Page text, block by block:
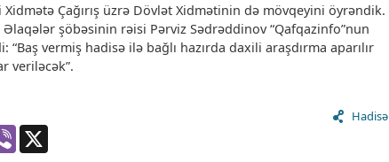
Çağırış üzrə Dövlət Xidmətinin də mövqeyini öyrəndik.
şöbəsinin rəisi Pərviz Sədrəddinov “Qafqazinfo”nun
vermiş hadisə ilə bağlı hazırda daxili araşdırma aparılır
veriləcək”.
Hadisə
Viber